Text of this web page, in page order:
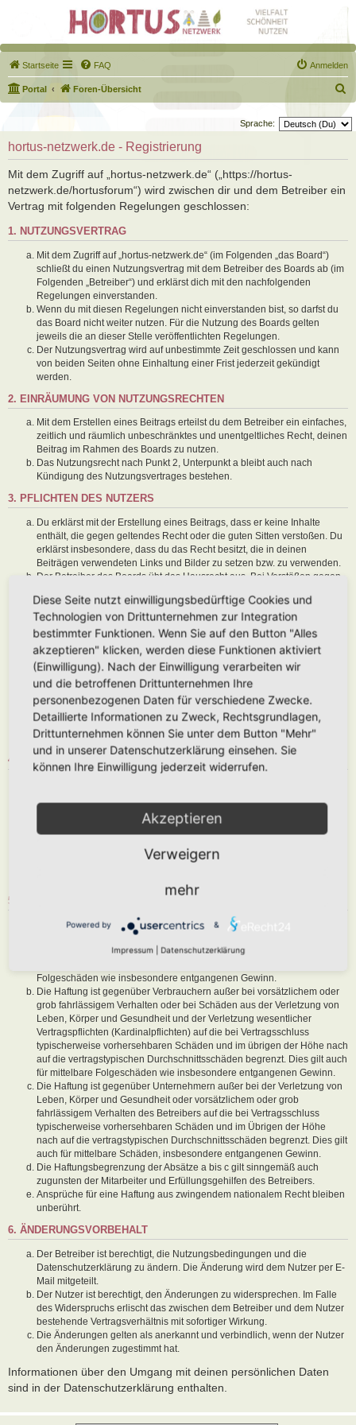
Startseite FAQ Anmelden
Portal Foren-Übersicht
u
c
Sprache:
hortus-netzwerk.de - Registrierung
Mit dem Zugriff auf „hortus-netzwerk.de“ („https://hortus-
netzwerk.de/hortusforum“) wird zwischen dir und dem Betreiber ein
Vertrag mit folgenden Regelungen geschlossen:
1. NUTZUNGSVERTRAG
Mit dem Zugriff auf „hortus-netzwerk.de“ (im Folgenden „das Board“)
schließt du einen Nutzungsvertrag mit dem Betreiber des Boards ab (im
Folgenden „Betreiber“) und erklärst dich mit den nachfolgenden
Regelungen einverstanden.
Wenn du mit diesen Regelungen nicht einverstanden bist, so darfst du
das Board nicht weiter nutzen. Für die Nutzung des Boards gelten
jeweils die an dieser Stelle veröffentlichten Regelungen.
Der Nutzungsvertrag wird auf unbestimmte Zeit geschlossen und kann
von beiden Seiten ohne Einhaltung einer Frist jederzeit gekündigt
werden.
2. EINRÄUMUNG VON NUTZUNGSRECHTEN
Mit dem Erstellen eines Beitrags erteilst du dem Betreiber ein einfaches,
zeitlich und räumlich unbeschränktes und unentgeltliches Recht, deinen
Beitrag im Rahmen des Boards zu nutzen.
Das Nutzungsrecht nach Punkt 2, Unterpunkt a bleibt auch nach
Kündigung des Nutzungsvertrages bestehen.
3. PFLICHTEN DES NUTZERS
Du erklärst mit der Erstellung eines Beitrags, dass er keine Inhalte
enthält, die gegen geltendes Recht oder die guten Sitten verstoßen. Du
erklärst insbesondere, dass du das Recht besitzt, die in deinen
Beiträgen verwendeten Links und Bilder zu setzen bzw. zu verwenden.
Der Betreiber des Boards übt das Hausrecht aus. Bei Verstößen gegen
Regeln kann der Betreiber dich nach Abmahnung zeitweise oder
dauerhaft von der Nutzung dieses Boards ausschließen und dir ein
Hausverbot erteilen.
Du nimmst zur Kenntnis, dass der Betreiber keine Verantwortung für die
Inhalte von Beiträgen übernimmt, die er nicht selbst erstellt hat oder die
er nicht zur Kenntnis genommen hat. Du gestattest dem Betreiber, dein
Benutzerkonto, Beiträge und Funktionen jederzeit zu löschen oder zu
sperren.
Du gestattest dem Betreiber darüber hinaus, deine Beiträge
abzuändern, sofern sie gegen o. g. Regeln verstoßen oder geeignet
sind, dem Betreiber oder einem Dritten Schaden zuzufügen.
4. GENERAL PUBLIC LICENSE
www.phpbb.com
Informationen werden durch die deutschsprachige Community unter
www.phpbb.dezur Verfügung gestellt. Beide haben keinen Einfluss auf
die Art und Weise, wie die Software verwendet wird. Sie können
insbesondere die Verwendung der Software für bestimmte Zwecke nicht
5. GEWÄHRLEISTUNG
Der Betreiber haftet mit Ausnahme der Verletzung von Leben, Körper
und Gesundheit und der Verletzung wesentlicher Vertragspflichten
(Kardinalpflichten) nur für Schäden, die auf ein vorsätzliches oder grob
Folgeschäden wie insbesondere entgangenen Gewinn.
Die Haftung ist gegenüber Verbrauchern außer bei vorsätzlichem oder
grob fahrlässigem Verhalten oder bei Schäden aus der Verletzung von
Leben, Körper und Gesundheit und der Verletzung wesentlicher
Vertragspflichten (Kardinalpflichten) auf die bei Vertragsschluss
typischerweise vorhersehbaren Schäden und im übrigen der Höhe nach
auf die vertragstypischen Durchschnittsschäden begrenzt. Dies gilt auch
für mittelbare Folgeschäden wie insbesondere entgangenen Gewinn.
Die Haftung ist gegenüber Unternehmern außer bei der Verletzung von
Leben, Körper und Gesundheit oder vorsätzlichem oder grob
fahrlässigem Verhalten des Betreibers auf die bei Vertragsschluss
typischerweise vorhersehbaren Schäden und im Übrigen der Höhe
nach auf die vertragstypischen Durchschnittsschäden begrenzt. Dies gilt
auch für mittelbare Schäden, insbesondere entgangenen Gewinn.
Die Haftungsbegrenzung der Absätze a bis c gilt sinngemäß auch
zugunsten der Mitarbeiter und Erfüllungsgehilfen des Betreibers.
Ansprüche für eine Haftung aus zwingendem nationalem Recht bleiben
unberührt.
6. ÄNDERUNGSVORBEHALT
Der Betreiber ist berechtigt, die Nutzungsbedingungen und die
Datenschutzerklärung zu ändern. Die Änderung wird dem Nutzer per E-
Mail mitgeteilt.
Der Nutzer ist berechtigt, den Änderungen zu widersprechen. Im Falle
des Widerspruchs erlischt das zwischen dem Betreiber und dem Nutzer
bestehende Vertragsverhältnis mit sofortiger Wirkung.
Die Änderungen gelten als anerkannt und verbindlich, wenn der Nutzer
den Änderungen zugestimmt hat.
Informationen über den Umgang mit deinen persönlichen Daten
sind in der Datenschutzerklärung enthalten.
Diese Seite nutzt einwilligungsbedürftige Cookies und
Technologien von Drittunternehmen zur Integration
bestimmter Funktionen. Wenn Sie auf den Button "Alles
akzeptieren" klicken, werden diese Funktionen aktiviert
(Einwilligung). Nach der Einwilligung verarbeiten wir
und die betroffenen Drittunternehmen Ihre
personenbezogenen Daten für verschiedene Zwecke.
Detaillierte Informationen zu Zweck, Rechtsgrundlagen,
Drittunternehmen können Sie unter dem Button "Mehr"
und in unserer Datenschutzerklärung einsehen. Sie
können Ihre Einwilligung jederzeit widerrufen.
Akzeptieren
Verweigern
mehr
Powered by &
Impressum Datenschutzerklärung